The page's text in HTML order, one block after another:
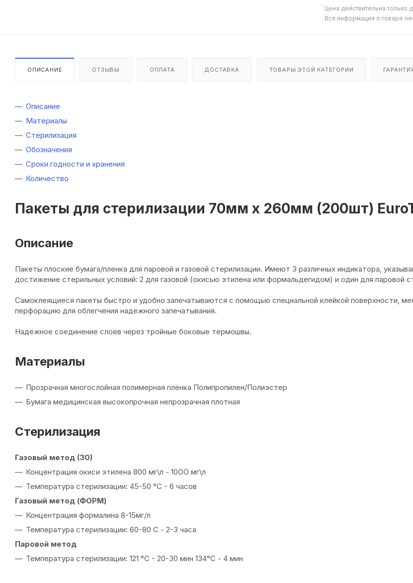
Цена действительна только
Вся информация о товаре
ОПИСАНИЕ ОТЗЫВЫ ОПЛАТА ДОСТАВКА ТОВАРЫ ЭТОЙ КАТЕГОРИИ
Описание
Материалы
Стерилизация
Обозначения
Сроки годности и хранения
Количество
Пакеты для стерилизации 70мм х 260мм (200шт)
Описание
Пакеты плоские бумага/пленка для паровой и газовой стерилизации. Имеют 3 различных индикатора,
достижение стерильных условий: 2 для газовой (окисью этилена или формальдегидом) и один для паровой
Самоклеящиеся пакеты быстро и удобно запечатываются с помощью специальной клейкой поверхности,
перфорацию для облегчения надёжного запечатывания.
Надёжное соединение слоёв через тройные боковые термошвы.
Материалы
Прозрачная многослойная полимерная плёнка Полипропилен/Полиэстер
Бумага медицинская высокопрочная непрозрачная плотная
Стерилизация
Газовый метод (30)
Концентрация окиси этилена 800 мг\л - 10ОО мг\л
Температура стерилизации: 45-50 °C - 6 часов
Газовый метод (ФОРМ)
Концентрация формалина 8-15мг/л
Температура стерилизации: 60-80 С - 2-3 часа
Паровой метод
Температура стерилизации: 121 °C - 20-30 мин 134°С - 4 мин